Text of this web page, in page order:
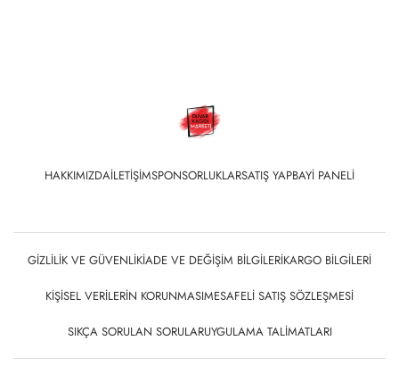
HAKKIMIZDAİLETIŞIMSPONSORLUKLARSATIŞ YAPBAYI PANELI
GIZLILIK VE GÜVENLIKİADE VE DEĞIŞIM BILGILERIKARGO BILGILERI
KIŞISEL VERILERIN KORUNMASIMESAFELI SATIŞ SÖZLEŞMESI
SIKÇA SORULAN SORULARUYGULAMA TALIMATLARI